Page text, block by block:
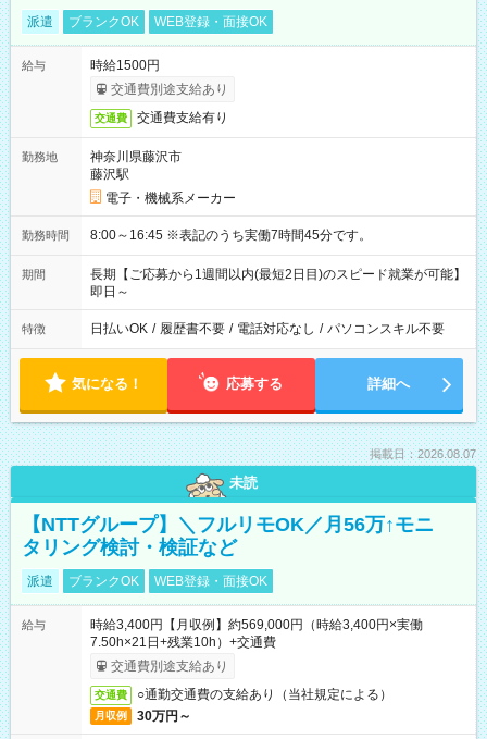
派遣 ブランクOK WEB登録・面接OK
給与
時給1500円
交通費別途支給あり
交通費 交通費支給有り
勤務地
神奈川県藤沢市
藤沢駅
電子・機械系メーカー
勤務時間 8:00～16:45 ※表記のうち実働7時間45分です。
期間
長期【ご応募から1週間以内(最短2日目)のスピード就業が可能】
即日～
特徴 日払いOK / 履歴書不要 / 電話対応なし / パソコンスキル不要
気になる！ 応募する 詳細へ
掲載日：2026.08.07
未読
【NTTグループ】＼フルリモOK／月56万↑モニ
タリング検討・検証など
派遣 ブランクOK WEB登録・面接OK
給与
時給3,400円【月収例】約569,000円（時給3,400円×実働
7.50h×21日+残業10h）+交通費
交通費別途支給あり
交通費 ○通勤交通費の支給あり（当社規定による）
月収例 30万円～